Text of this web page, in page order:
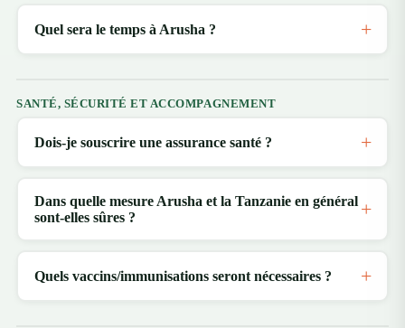
Quel sera le temps à Arusha ?
SANTÉ, SÉCURITÉ ET ACCOMPAGNEMENT
Dois-je souscrire une assurance santé ?
Dans quelle mesure Arusha et la Tanzanie en général
sont-elles sûres ?
Quels vaccins/immunisations seront nécessaires ?